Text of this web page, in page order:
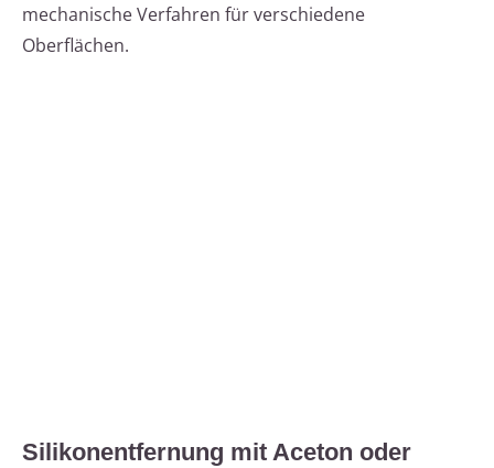
mechanische Verfahren für verschiedene
Oberflächen.
Silikonentfernung mit Aceton oder